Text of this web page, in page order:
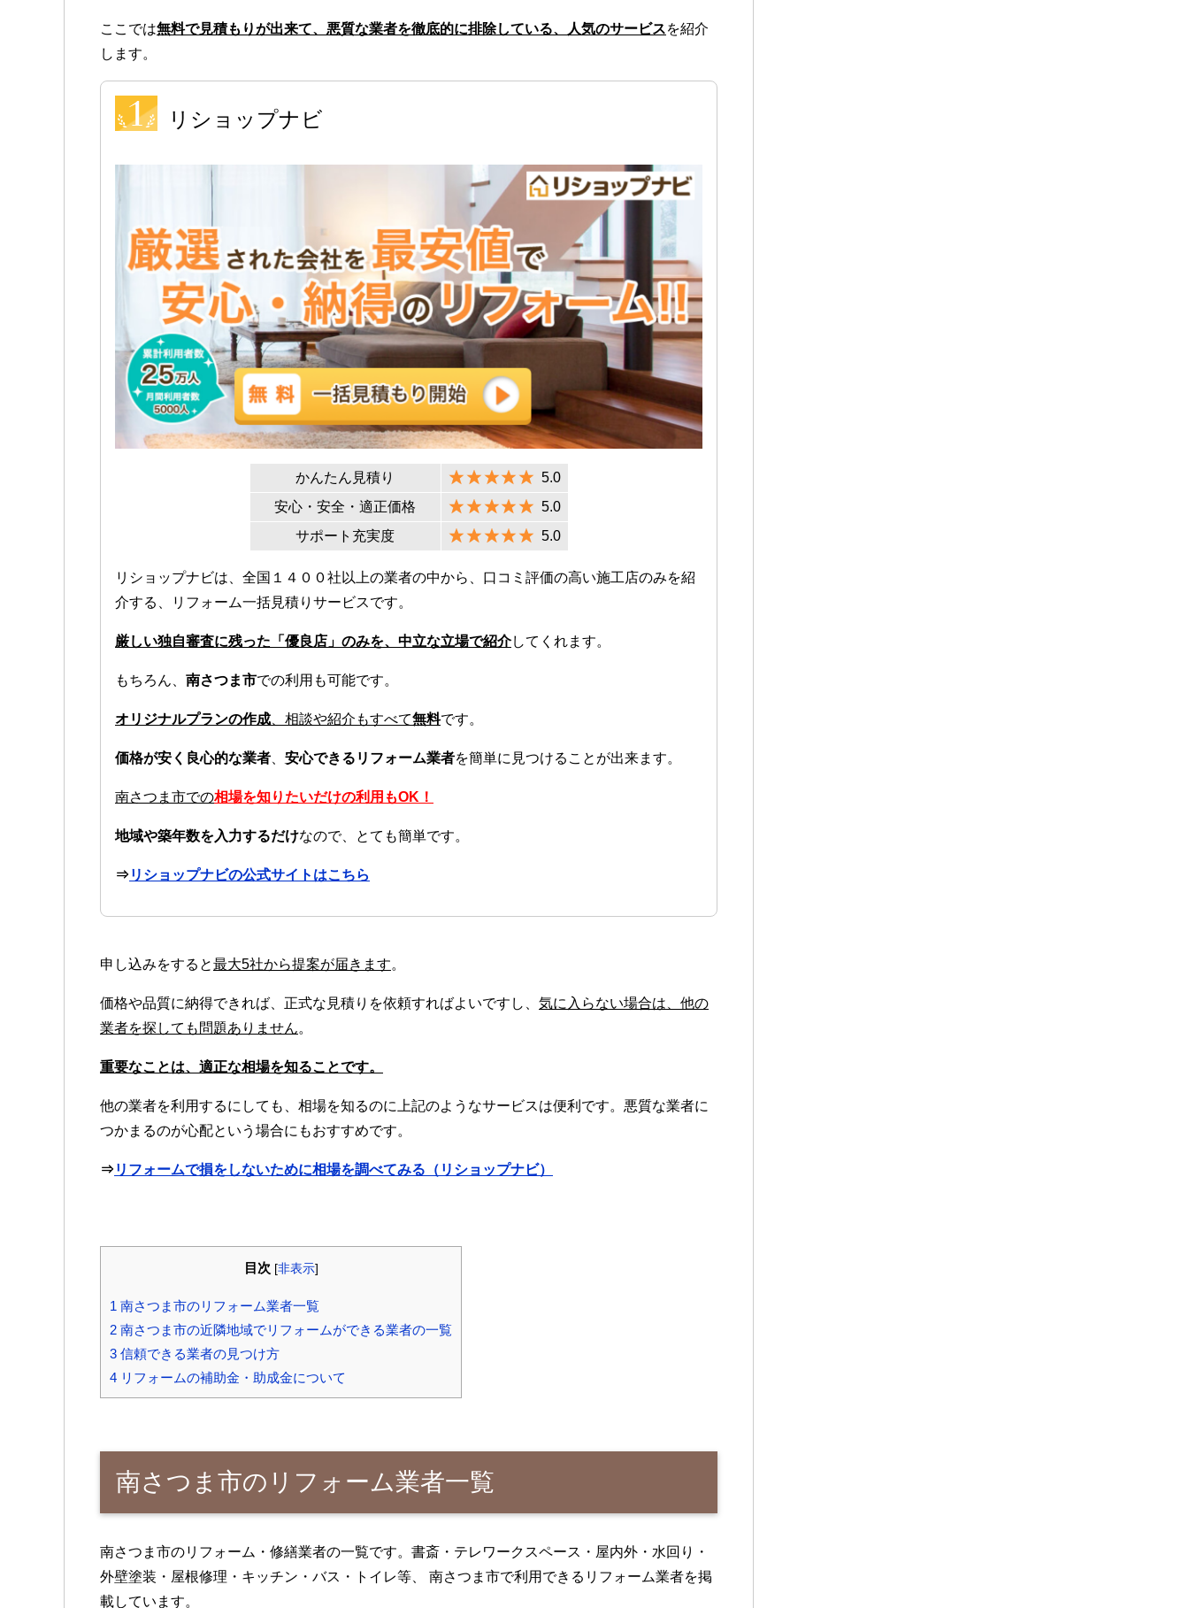
ここでは無料で見積もりが出来て、悪質な業者を徹底的に排除している、人気のサービスを紹介
します。
リショップナビ
かんたん見積り
5.0
安心・安全・適正価格
5.0
サポート充実度
5.0
リショップナビは、全国１４００社以上の業者の中から、口コミ評価の高い施工店のみを紹
介する、リフォーム一括見積りサービスです。
厳しい独自審査に残った「優良店」のみを、中立な立場で紹介してくれます。
もちろん、 南さつま市での利用も可能です。
オリジナルプランの作成 、相談や紹介もすべて無料です。
価格が安く良心的な業者 安心できるリフォーム業者を簡単に見つけることが出来ます。
南さつま市での相場を知りたいだけの利用もOK！
地域や築年数を入力するだけなので、とても簡単です。
⇒リショップナビの公式サイトはこちら
申し込みをすると最大5社から提案が届きます。
価格や品質に納得できれば、正式な見積りを依頼すればよいですし、 気に入らない場合は、他の
業者を探しても問題ありません。
重要なことは、適正な相場を知ることです。
他の業者を利用するにしても、相場を知るのに上記のようなサービスは便利です。悪質な業者に
つかまるのが心配という場合にもおすすめです。
⇒リフォームで損をしないために相場を調べてみる（リショップナビ）
目次 [非表示]
1 南さつま市のリフォーム業者一覧
2 南さつま市の近隣地域でリフォームができる業者の一覧
3 信頼できる業者の見つけ方
4 リフォームの補助金・助成金について
南さつま市のリフォーム業者一覧
南さつま市のリフォーム・修繕業者の一覧です。書斎・テレワークスペース・屋内外・水回り・
外壁塗装・屋根修理・キッチン・バス・トイレ等、 南さつま市で利用できるリフォーム業者を掲
載しています。